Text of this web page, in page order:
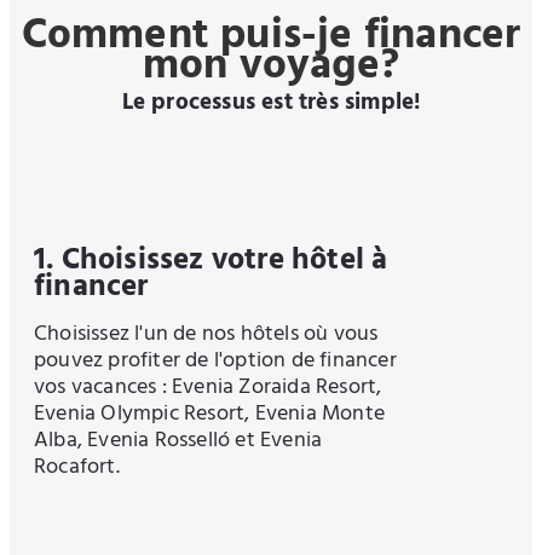
Comment puis-je financer
mon voyage?
Le processus est très simple!
1. Choisissez votre hôtel à
financer
Choisissez l'un de nos hôtels où vous
pouvez profiter de l'option de financer
vos vacances : Evenia Zoraida Resort,
Evenia Olympic Resort, Evenia Monte
Alba, Evenia Rosselló et Evenia
Rocafort.